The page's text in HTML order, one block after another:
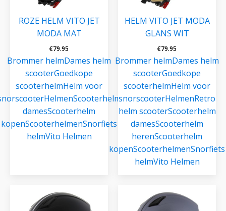
ROZE HELM VITO JET
MODA MAT
€79.95
Brommer helmDames helm
scooterGoedkope
scooterhelmHelm voor
HelmenScooterhelm
damesScooterhelm
kopenScooterhelmenSnorfiets
helmVito Helmen
HELM VITO JET MODA
GLANS WIT
€79.95
Brommer helmDames helm
scooterGoedkope
scooterhelmHelm voor
snorscooterHelmenRetro
helm scooterScooterhelm
damesScooterhelm
herenScooterhelm
kopenScooterhelmenSnorfiets
helmVito Helmen